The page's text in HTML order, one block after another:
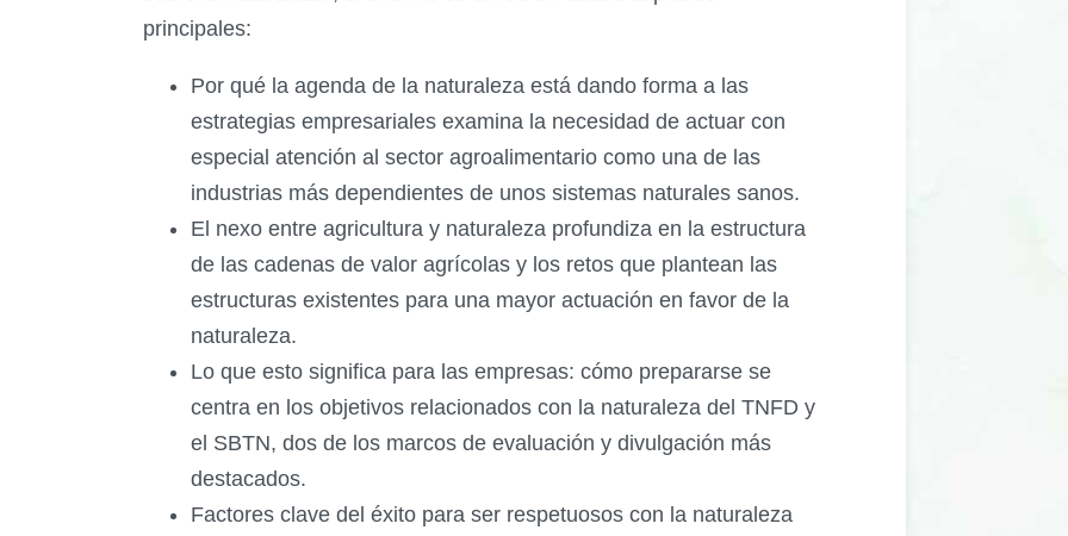
principales:
Por qué la agenda de la naturaleza está dando forma a las
estrategias empresariales examina la necesidad de actuar con
especial atención al sector agroalimentario como una de las
industrias más dependientes de unos sistemas naturales sanos.
El nexo entre agricultura y naturaleza profundiza en la estructura
de las cadenas de valor agrícolas y los retos que plantean las
estructuras existentes para una mayor actuación en favor de la
naturaleza.
Lo que esto significa para las empresas: cómo prepararse se
centra en los objetivos relacionados con la naturaleza del TNFD y
el SBTN, dos de los marcos de evaluación y divulgación más
destacados.
Factores clave del éxito para ser respetuosos con la naturaleza